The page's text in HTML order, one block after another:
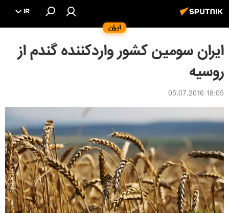
ایران
IR
ایران سومین کشور واردکننده گندم از
روسیه
18:05 05.07.2016